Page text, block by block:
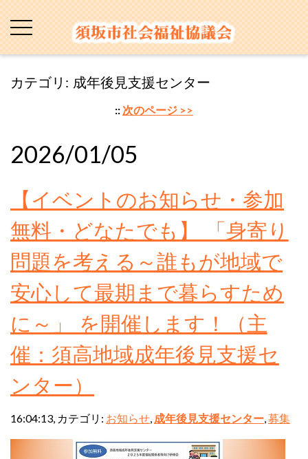
カテゴリ: 成年後見支援センター
:: 次のページ >>
2026/01/05
【イベントのお知らせ・参加
無料・どなたでも】 「身寄り
問題を考える～誰もが地域で
安心して最期まで暮らすため
に～」 を開催します！（主
催：須高地域成年後見支援セ
ンター）
16:04:13, カテゴリ: お知らせ, 成年後見支援センター,募集